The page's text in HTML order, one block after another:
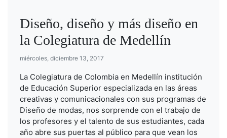
Diseño, diseño y más diseño en
la Colegiatura de Medellín
miércoles, diciembre 13, 2017
La Colegiatura de Colombia en Medellín institución
de Educación Superior especializada en las áreas
creativas y comunicacionales con sus programas de
Diseño de modas, nos sorprende con el trabajo de
los profesores y el talento de sus estudiantes, cada
año abre sus puertas al público para que vean los